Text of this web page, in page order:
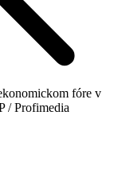
fóre v
/ Profimedia